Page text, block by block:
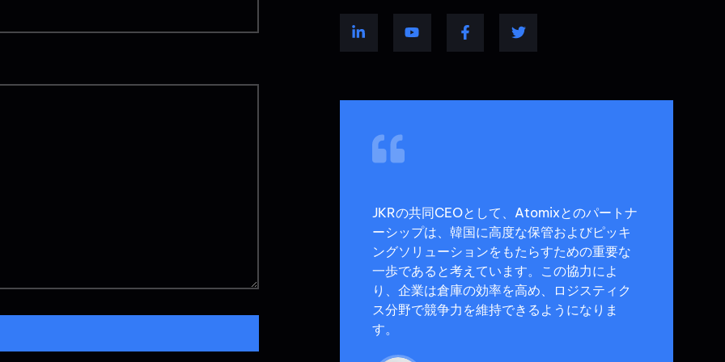
JKRの共同CEOとして、Atomixとのパートナ
ーシップは、韓国に高度な保管およびピッキ
ングソリューションをもたらすための重要な
一歩であると考えています。この協力によ
り、企業は倉庫の効率を高め、ロジスティク
ス分野で競争力を維持できるようになりま
す。